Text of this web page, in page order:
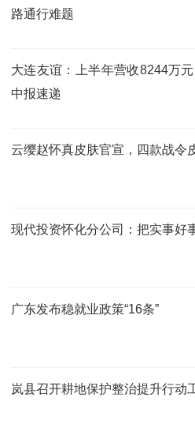
路通行难题
大连友谊：上半年营收8244万
中报速递
云缨赵怀真皮肤官宣，四款战令
现代投资怀化分公司：把实事好
广东发布稳就业政策“16条”
岚县召开耕地保护整治提升行动